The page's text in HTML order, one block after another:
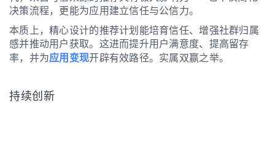
决策流程，更能为应用建立信任与公信力。
本质上，精心设计的推荐计划能培育信任、增强社群归属
感并推动用户获取。这进而提升用户满意度、提高留存
率，并为应用变现开辟有效路径。实属双赢之举。
持续创新